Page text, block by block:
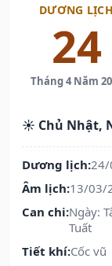
DƯƠNG LỊCH
24
Tháng 4 Năm
☀️ Chủ Nhật,
Dương lịch:24/
Âm lịch:13/03/
Can chi:Ngày:
Tuất
Tiết khí:Cốc vũ